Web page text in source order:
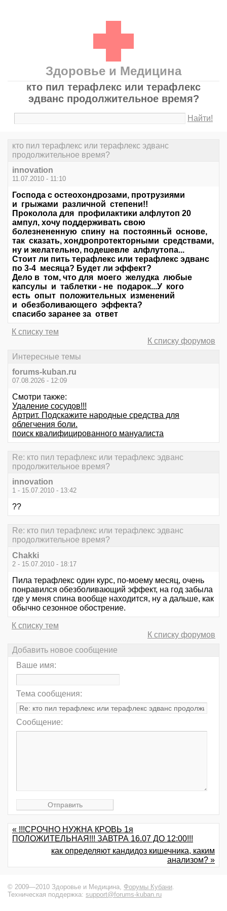
Здоровье и Медицина
кто пил терафлекс или терафлекс
эдванс продолжительное время?
Найти!
кто пил терафлекс или терафлекс эдванс
продолжительное время?
innovation
11.07.2010 - 11:10
Господа с остеохондрозами, протрузиями
и грыжами различной степени!!
Проколола для профилактики алфлутоп 20
ампул, хочу поддерживать свою
болезнененную спину на постоянньй основе,
так сказать, хондропротекторными средствами,
ну и желательно, подешевле алфлутопа...
Стоит ли пить терафлекс или терафлекс эдванс
по 3-4 месяца? Будет ли эффект?
Дело в том, что для моего желудка любые
капсулы и таблетки - не подарок...У кого
есть опыт положительных изменений
и обезболивающего эффекта?
спасибо заранее за ответ
К списку тем
К списку форумов
Интересные темы
forums-kuban.ru
07.08.2026 - 12:09
Смотри также:
Удаление сосудов!!!
Артрит. Подскажите народные средства для
облегчения боли.
поиск квалифицированного мануалиста
Re: кто пил терафлекс или терафлекс эдванс
продолжительное время?
innovation
1 - 15.07.2010 - 13:42
??
Re: кто пил терафлекс или терафлекс эдванс
продолжительное время?
Chakki
2 - 15.07.2010 - 18:17
Пила терафлекс один курс, по-моему месяц, очень
понравился обезболивающий эффект, на год забыла
где у меня спина вообще находится, ну а дальше, как
обычно сезонное обострение.
К списку тем
К списку форумов
Добавить новое сообщение
Ваше имя:
Тема сообщения:
Сообщение:
« !!!СРОЧНО НУЖНА КРОВЬ 1я
ПОЛОЖИТЕЛЬНАЯ!!! ЗАВТРА 16.07 ДО 12:00!!!
как определяют кандидоз кишечника, каким
анализом? »
© 2009—2010 Здоровье и Медицина, Форумы Кубани
Техническая поддержка: support@forums-kuban.ru